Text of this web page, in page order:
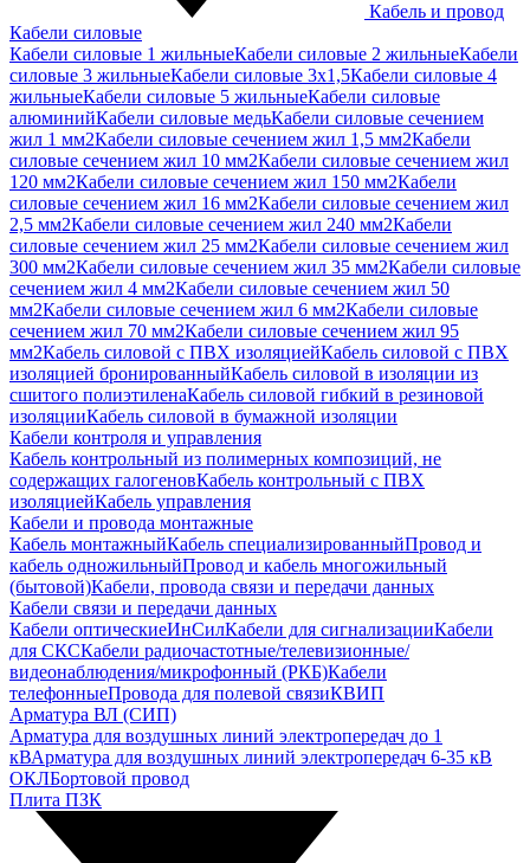
Кабель и провод
Кабели силовые
Кабели силовые 1 жильныеКабели силовые 2 жильныеКабели
силовые 3 жильныеКабели силовые 3х1,5Кабели силовые 4
жильныеКабели силовые 5 жильныеКабели силовые
алюминийКабели силовые медьКабели силовые сечением
жил 1 мм2Кабели силовые сечением жил 1,5 мм2Кабели
силовые сечением жил 10 мм2Кабели силовые сечением жил
120 мм2Кабели силовые сечением жил 150 мм2Кабели
силовые сечением жил 16 мм2Кабели силовые сечением жил
2,5 мм2Кабели силовые сечением жил 240 мм2Кабели
силовые сечением жил 25 мм2Кабели силовые сечением жил
300 мм2Кабели силовые сечением жил 35 мм2Кабели силовые
сечением жил 4 мм2Кабели силовые сечением жил 50
мм2Кабели силовые сечением жил 6 мм2Кабели силовые
сечением жил 70 мм2Кабели силовые сечением жил 95
мм2Кабель силовой с ПВХ изоляциейКабель силовой с ПВХ
изоляцией бронированныйКабель силовой в изоляции из
сшитого полиэтиленаКабель силовой гибкий в резиновой
изоляцииКабель силовой в бумажной изоляции
Кабели контроля и управления
Кабель контрольный из полимерных композиций, не
содержащих галогеновКабель контрольный с ПВХ
изоляциейКабель управления
Кабели и провода монтажные
Кабель монтажныйКабель специализированныйПровод и
кабель одножильныйПровод и кабель многожильный
(бытовой)Кабели, провода связи и передачи данных
Кабели связи и передачи данных
Кабели оптическиеИнСилКабели для сигнализацииКабели
для СКСКабели радиочастотные/телевизионные/
видеонаблюдения/микрофонный (РКБ)Кабели
телефонныеПровода для полевой связиКВИП
Арматура ВЛ (СИП)
Арматура для воздушных линий электропередач до 1
кВАрматура для воздушных линий электропередач 6-35 кВ
ОКЛБортовой провод
Плита ПЗК